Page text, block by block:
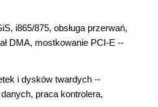
i865/875, obsługa przerwań,
DMA, mostkowanie PCI-E --
i dysków twardych --
praca kontrolera,